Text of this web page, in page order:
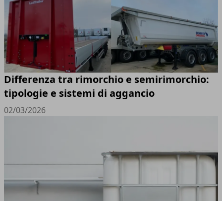
Differenza tra rimorchio e semirimorchio:
tipologie e sistemi di aggancio
02/03/2026